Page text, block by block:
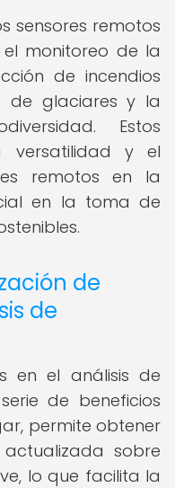
sensores remotos
monitoreo de la
de incendios
de glaciares y la
Estos
versatilidad y el
remotos en la
en la toma de
de
de
en el análisis de
de beneficios
permite obtener
sobre
lo que facilita la